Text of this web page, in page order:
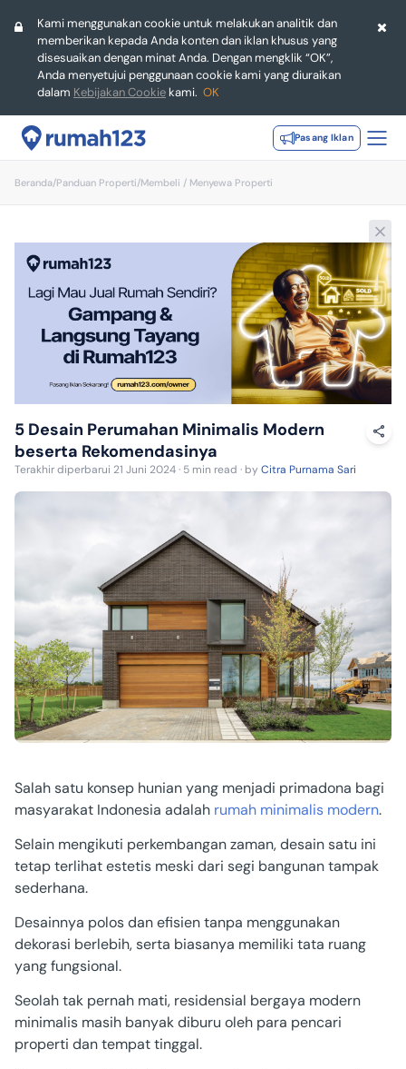
Kami menggunakan cookie untuk melakukan analitik dan
memberikan kepada Anda konten dan iklan khusus yang
disesuaikan dengan minat Anda. Dengan mengklik “OK”,
Anda menyetujui penggunaan cookie kami yang diuraikan
dalam Kebijakan Cookie kami. OK
Pasang Iklan
Beranda/Panduan Properti/Membeli / Menyewa Properti
5 Desain Perumahan Minimalis Modern
beserta Rekomendasinya
Terakhir diperbarui 21 Juni 2024 · 5 min read · by Citra Purnama Sari
Salah satu konsep hunian yang menjadi primadona bagi
masyarakat Indonesia adalah rumah minimalis modern.
Selain mengikuti perkembangan zaman, desain satu ini
tetap terlihat estetis meski dari segi bangunan tampak
sederhana.
Desainnya polos dan efisien tanpa menggunakan
dekorasi berlebih, serta biasanya memiliki tata ruang
yang fungsional.
Seolah tak pernah mati, residensial bergaya modern
minimalis masih banyak diburu oleh para pencari
properti dan tempat tinggal.